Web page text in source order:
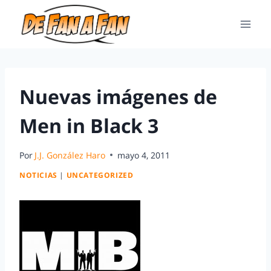
Nuevas imágenes de
Men in Black 3
Por J.J. González Haro mayo 4, 2011
NOTICIAS | UNCATEGORIZED